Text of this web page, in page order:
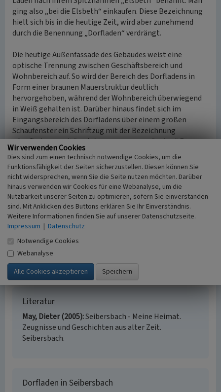
ging also „bei die Elsbeth“ einkaufen. Diese Bezeichnung
hielt sich bis in die heutige Zeit, wird aber zunehmend
durch die Benennung „Dorfladen“ verdrängt.
Die heutige Außenfassade des Gebäudes weist eine
optische Trennung zwischen Geschäftsbereich und
Wohnbereich auf. So wird der Bereich des Dorfladens in
Form einer braunen Mauerstruktur deutlich
hervorgehoben, während der Wohnbereich überwiegend
in Weiß gehalten ist. Darüber hinaus findet sich im
Eingangsbereich des Dorfladens über einem großen
Schaufenster ein Schriftzug mit der Bezeichnung
„Dorfladen … mit Produkten aus unserer Region“. Ferner
wird die Spezialisierung des Dorfladens auf ein regionales
Produktangebot durch ein an der Außenfassade
angebrachtes Schild verdeutlicht, das wichtige örtliche
Lieferanten auflistet.
(Jan Wengel, Universität Koblenz-Landau, 2017 /
freundliche Hinweise von Elisabeth Klumb, Seibersbach /
Jörn Schultheiß, Universität Koblenz-Landau, 2017)
Internet
www.verbraucherzentrale.de: Regionale Lebensmittel
(abgerufen 07.04.2017)
Literatur
May, Dieter (2005) Seibersbach - Meine Heimat.
Zeugnisse und Geschichten aus alter Zeit.
Seibersbach.
Dorfladen in Seibersbach
Wir verwenden Cookies
Dies sind zum einen technisch notwendige Cookies, um die
Funktionsfähigkeit der Seiten sicherzustellen. Diesen können Sie
nicht widersprechen, wenn Sie die Seite nutzen möchten. Darüber
hinaus verwenden wir Cookies für eine Webanalyse, um die
Nutzbarkeit unserer Seiten zu optimieren, sofern Sie einverstanden
sind. Mit Anklicken des Buttons erklären Sie Ihr Einverständnis.
Weitere Informationen finden Sie auf unserer Datenschutzseite.
Impressum | Datenschutz
Notwendige Cookies
Webanalyse